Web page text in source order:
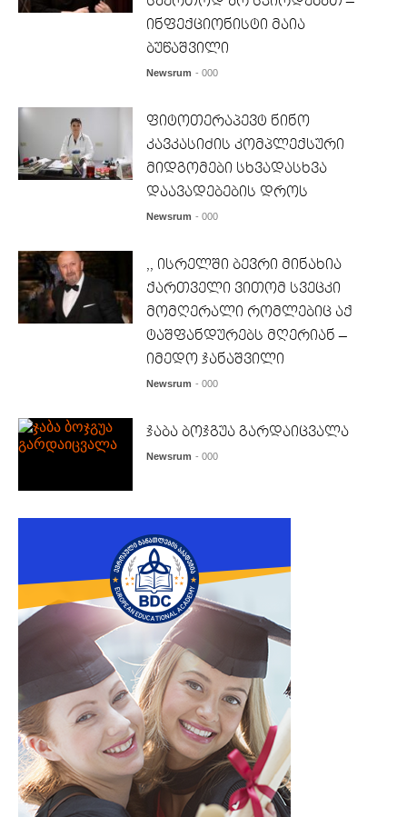
ინფექციონისტი მაია
ბუწაშვილი
Newsrum - 000
ფიტოთერაპევტ ნინო
კავკასიძის კომპლექსური
მიდგომები სხვადასხვა
დაავადებების დროს
Newsrum - 000
,, ისრელში ბევრი მინახია
ქართველი ვითომ სვეცკი
მომღერალი რომლებიც აქ
ტაშფანდურებს მღერიან –
იმედო ჯანაშვილი
Newsrum - 000
ჯაბა ბოჯგუა გარდაიცვალა
Newsrum - 000